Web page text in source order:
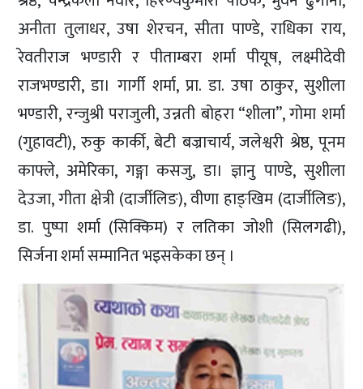
अनीता तुलाधर, उषा शेरचन, सीता पाण्डे, राधिका राय,
रेवतीराज भण्डारी र पीताम्बरा शर्मा पीयूष, लक्ष्मीदेवी
राजभण्डारी, डा। गार्गी शर्मा, प्रा. डा. उषा ठाकुर, सुशीला
भण्डारी, रन्जुश्री पराजुली, उन्नती बोहरा “शीला”, गोमा शर्मा
(गुहावटी), रुकु कार्की, बेटी बज्राचार्य, जलेश्वरी श्रेष्ठ, पूनम
काफ्ले, अमेरिका, गङ्गा कसजु, डा। ज्ञानु पाण्डे, सुशीला
देउजा, गीता क्षेत्री (दार्जीलिङ), वीणा हाङ्खिम (दार्जीलिङ),
डा. पुष्पा शर्मा (सिक्किम) र लतिका जोशी (सिलगढी),
सिर्जना शर्मा सम्मानित भइसकेका छन् ।